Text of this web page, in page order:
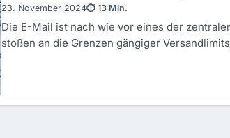
Die E-Mail ist nach wie vor eines der
stoßen an die Grenzen gängiger
23. November 2024⏱ 13 Min.